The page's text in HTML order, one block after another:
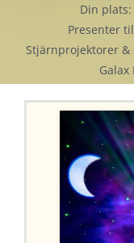
Din plats:
Presenter
Stjärnprojektorer &